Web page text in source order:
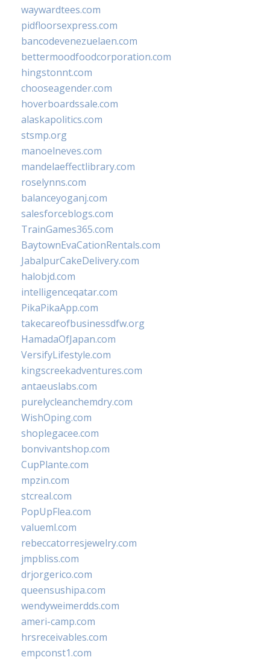
waywardtees.com
pidfloorsexpress.com
bancodevenezuelaen.com
bettermoodfoodcorporation.com
hingstonnt.com
chooseagender.com
hoverboardssale.com
alaskapolitics.com
stsmp.org
manoelneves.com
mandelaeffectlibrary.com
roselynns.com
balanceyoganj.com
salesforceblogs.com
TrainGames365.com
BaytownEvaCationRentals.com
JabalpurCakeDelivery.com
halobjd.com
intelligenceqatar.com
PikaPikaApp.com
takecareofbusinessdfw.org
HamadaOfJapan.com
VersifyLifestyle.com
kingscreekadventures.com
antaeuslabs.com
purelycleanchemdry.com
WishOping.com
shoplegacee.com
bonvivantshop.com
CupPlante.com
mpzin.com
stcreal.com
PopUpFlea.com
valueml.com
rebeccatorresjewelry.com
jmpbliss.com
drjorgerico.com
queensushipa.com
wendyweimerdds.com
ameri-camp.com
hrsreceivables.com
empconst1.com